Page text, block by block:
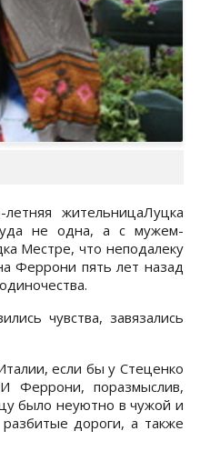
жительницаЛуцка
не одна, а с мужем-
Местре, что неподалеку
Феррони пять лет назад
чувства, завязались
если бы у Стеценко
Феррони, поразмыслив,
было неуютно в чужой и
дороги, а также